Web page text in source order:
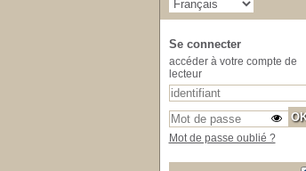
Se connecter
accéder à votre compte de
lecteur
Mot de passe oublié ?